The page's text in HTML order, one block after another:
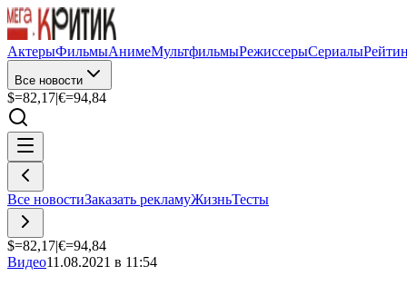
АктерыФильмыАнимеМультфильмыРежиссерыСериалы
Все новости
$=82,17|€=94,84
Все новостиЗаказать рекламуЖизньТесты
$=82,17|€=94,84
Видео11.08.2021 в 11:54